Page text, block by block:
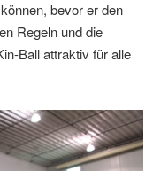
bevor er den
Regeln und die
Ball attraktiv für alle